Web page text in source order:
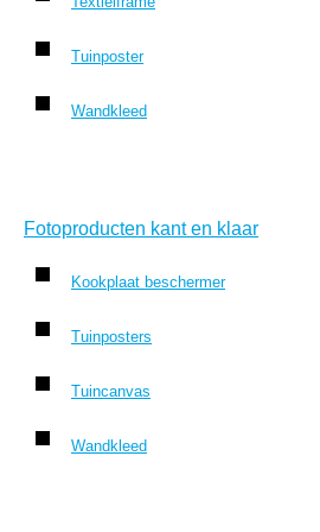
Tuinposter
Wandkleed
Fotoproducten kant en klaar
Kookplaat beschermer
Tuinposters
Tuincanvas
Wandkleed